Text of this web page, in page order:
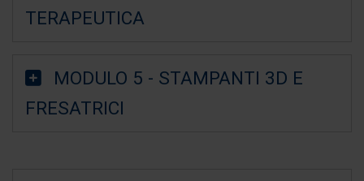
TERAPEUTICA
MODULO 5 - STAMPANTI 3D E
FRESATRICI